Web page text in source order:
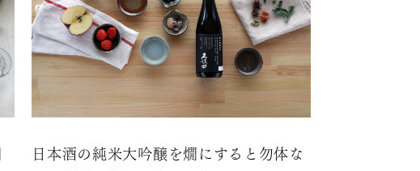
日本酒の純米大吟醸を燗にすると勿体な